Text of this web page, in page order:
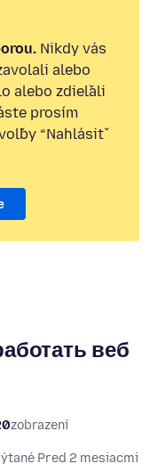
Nikdy vás
alebo
alebo zdieľali
prosím
“Nahlásiť
веб
zobrazení
Pred 2 mesiacmi